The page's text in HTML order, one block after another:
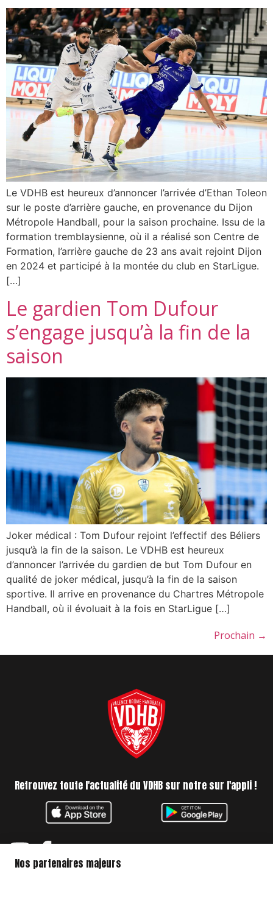
Le VDHB est heureux d’annoncer l’arrivée d’Ethan Toleon
sur le poste d’arrière gauche, en provenance du Dijon
Métropole Handball, pour la saison prochaine. Issu de la
formation tremblaysienne, où il a réalisé son Centre de
Formation, l’arrière gauche de 23 ans avait rejoint Dijon
en 2024 et participé à la montée du club en StarLigue.
[…]
Le gardien Tom Dufour
s’engage jusqu’à la fin de la
saison
Joker médical : Tom Dufour rejoint l’effectif des Béliers
jusqu’à la fin de la saison. Le VDHB est heureux
d’annoncer l’arrivée du gardien de but Tom Dufour en
qualité de joker médical, jusqu’à la fin de la saison
sportive. Il arrive en provenance du Chartres Métropole
Handball, où il évoluait à la fois en StarLigue […]
Prochain →
Retrouvez toute l'actualité du VDHB sur notre sur l'appli !
Nos partenaires majeurs